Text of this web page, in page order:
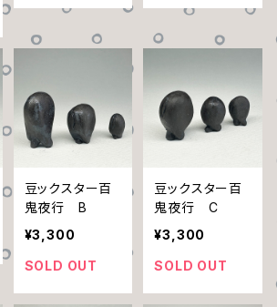
豆ックスター百
鬼夜行 B
¥3,300
SOLD OUT
豆ックスター百
鬼夜行 C
¥3,300
SOLD OUT